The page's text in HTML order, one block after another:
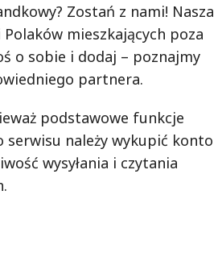
Zostań z nami! Nasza
mieszkających poza
o sobie i dodaj – poznajmy
partnera.
podstawowe funkcje
serwisu należy wykupić konto
wysyłania i czytania